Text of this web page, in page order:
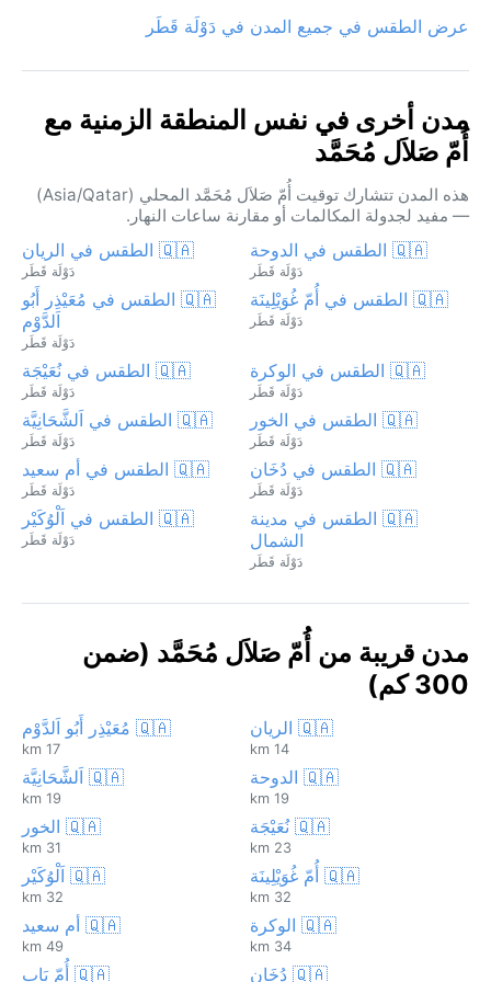
عرض الطقس في جميع المدن في دَوْلَة قَطَر
مدن أخرى في نفس المنطقة الزمنية مع
أُمّ صَلاَل مُحَمَّد
هذه المدن تتشارك توقيت أُمّ صَلاَل مُحَمَّد المحلي (Asia/Qatar)
— مفيد لجدولة المكالمات أو مقارنة ساعات النهار.
🇶🇦 الطقس في الدوحة
دَوْلَة قَطَر
🇶🇦 الطقس في الريان
دَوْلَة قَطَر
🇶🇦 الطقس في أُمّ غُوَيْلِينَة
دَوْلَة قَطَر
🇶🇦 الطقس في مُعَيْذِر أَبُو
اَلدَّوْم
دَوْلَة قَطَر
🇶🇦 الطقس في الوكرة
دَوْلَة قَطَر
🇶🇦 الطقس في نُعَيْجَة
دَوْلَة قَطَر
🇶🇦 الطقس في الخور
دَوْلَة قَطَر
🇶🇦 الطقس في اَلشَّحَانِيَّة
دَوْلَة قَطَر
🇶🇦 الطقس في دُخَان
دَوْلَة قَطَر
🇶🇦 الطقس في أم سعيد
دَوْلَة قَطَر
🇶🇦 الطقس في مدينة
الشمال
دَوْلَة قَطَر
🇶🇦 الطقس في اَلْوُكَيْر
دَوْلَة قَطَر
مدن قريبة من أُمّ صَلاَل مُحَمَّد (ضمن
300 كم)
🇶🇦 الريان
14 km
🇶🇦 مُعَيْذِر أَبُو اَلدَّوْم
17 km
🇶🇦 الدوحة
19 km
🇶🇦 اَلشَّحَانِيَّة
19 km
🇶🇦 نُعَيْجَة
23 km
🇶🇦 الخور
31 km
🇶🇦 أُمّ غُوَيْلِينَة
32 km
🇶🇦 اَلْوُكَيْر
32 km
🇶🇦 الوكرة
34 km
🇶🇦 أم سعيد
49 km
🇶🇦 دُخَان 🇶🇦 أُمّ بَاب